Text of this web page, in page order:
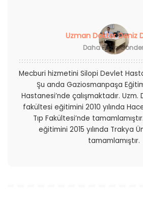
Uzman Doktor Deniz
Daha Fazla
Mecburi hizmetini Silopi Devlet
Şu anda Gaziosmanpaşa
Hastanesi’nde çalışmaktadır. Uzm.
fakültesi eğitimini 2010 yılında
Tıp Fakültesi’nde
eğitimini 2015 yılında Trakya
tamamlamıştır.